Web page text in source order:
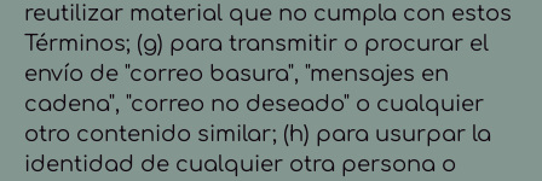
reutilizar material que no cumpla con estos
Términos; (g) para transmitir o procurar el
envío de "correo basura", "mensajes en
cadena", "correo no deseado" o cualquier
otro contenido similar; (h) para usurpar la
identidad de cualquier otra persona o